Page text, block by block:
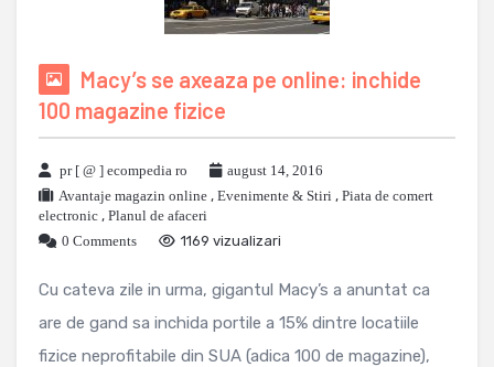
Macy’s se axeaza pe online: inchide
100 magazine fizice
pr [ @ ] ecompedia ro
august 14, 2016
Avantaje magazin online , Evenimente & Stiri , Piata de comert
electronic , Planul de afaceri
0 Comments
1169 vizualizari
Cu cateva zile in urma, gigantul Macy’s a anuntat ca
are de gand sa inchida portile a 15% dintre locatiile
fizice neprofitabile din SUA (adica 100 de magazine),